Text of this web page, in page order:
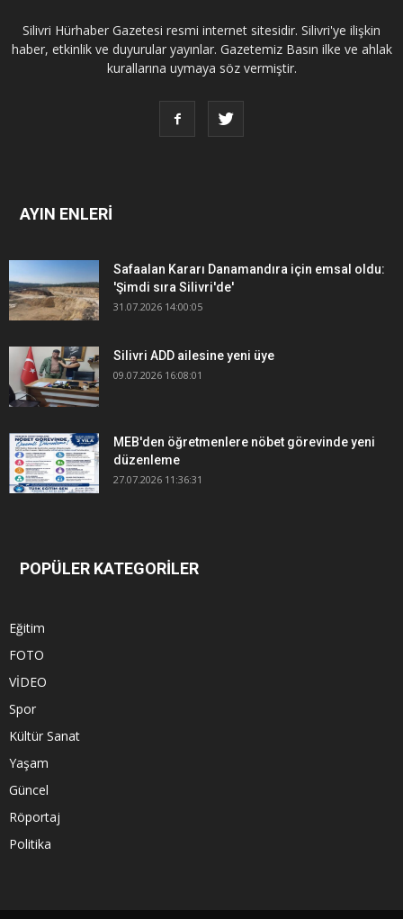
Silivri Hürhaber Gazetesi resmi internet sitesidir. Silivri'ye ilişkin
haber, etkinlik ve duyurular yayınlar. Gazetemiz Basın ilke ve ahlak
kurallarına uymaya söz vermiştir.
AYIN ENLERİ
Safaalan Kararı Danamandıra için emsal oldu:
'Şimdi sıra Silivri'de'
31.07.2026 14:00:05
Silivri ADD ailesine yeni üye
09.07.2026 16:08:01
MEB'den öğretmenlere nöbet görevinde yeni
düzenleme
27.07.2026 11:36:31
POPÜLER KATEGORİLER
Eğitim
FOTO
VİDEO
Spor
Kültür Sanat
Yaşam
Güncel
Röportaj
Politika